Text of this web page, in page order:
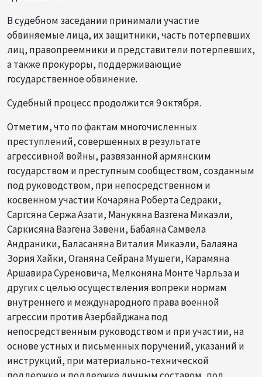
В судебном заседании принимали участие
обвиняемые лица, их защитники, часть потерпевших
лиц, правопреемники и представители потерпевших,
а также прокуроры, поддерживающие
государственное обвинение.
Судебный процесс продолжится 9 октября.
Отметим, что по фактам многочисленных
преступлений, совершенных в результате
агрессивной войны, развязанной армянским
государством и преступным сообществом, созданным
под руководством, при непосредственном и
косвенном участии Кочаряна Роберта Седраки,
Саргсяна Сержа Азати, Манукяна Вазгена Микаэли,
Саркисяна Вазгена Завени, Бабаяна Самвела
Андраники, Баласаняна Виталия Микаэли, Балаяна
Зория Хайки, Оганяна Сейрана Мушеги, Карамяна
Аршавира Суреновича, Мелконяна Монте Чарльза и
других с целью осуществления вопреки нормам
внутреннего и международного права военной
агрессии против Азербайджана под
непосредственным руководством и при участии, на
основе устных и письменных поручений, указаний и
инструкций, при материально-технической